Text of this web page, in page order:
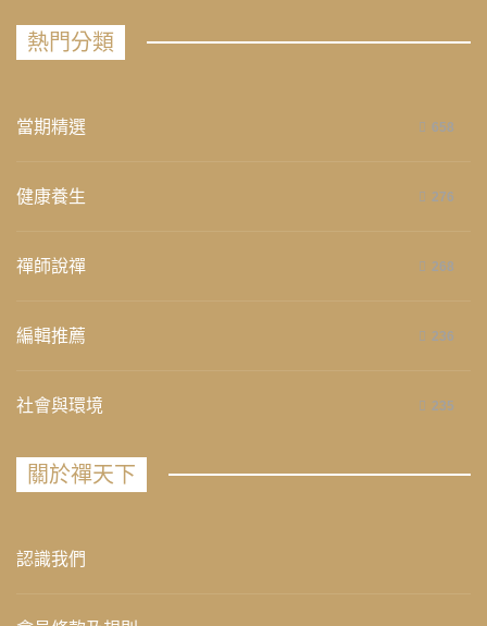
熱門分類
當期精選 658
健康養生 276
禪師說禪 268
編輯推薦 236
社會與環境 235
關於禪天下
認識我們